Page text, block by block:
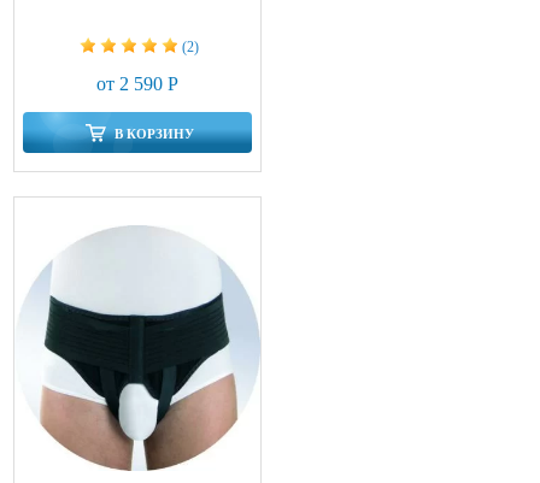
(2)
от 2 590 Р
В КОРЗИНУ